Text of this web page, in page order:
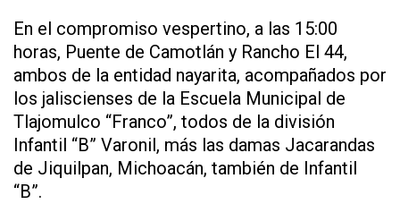
En el compromiso vespertino, a las 15:00
horas, Puente de Camotlán y Rancho El 44,
ambos de la entidad nayarita, acompañados por
los jaliscienses de la Escuela Municipal de
Tlajomulco “Franco”, todos de la división
Infantil “B” Varonil, más las damas Jacarandas
de Jiquilpan, Michoacán, también de Infantil
“B”.